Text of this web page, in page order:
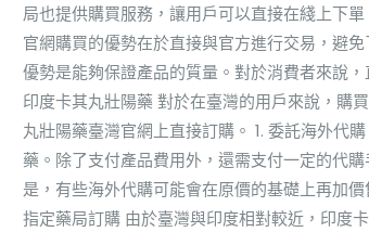
局也提供購買服務，讓用戶可以直接在綫上下
官網購買的優勢在於直接與官方進行交易，避
優勢是能夠保證產品的質量。對於消費者來說
印度卡其丸壯陽藥 對於在臺灣的用戶來說，購
丸壯陽藥臺灣官網上直接訂購。 1. 委託海外代
藥。除了支付產品費用外，還需支付一定的代
是，有些海外代購可能會在原價的基礎上再加
指定藥局訂購 由於臺灣與印度相對較近，印度